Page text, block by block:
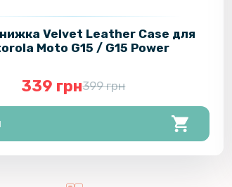
Velvet Leather Case для
Moto G15 / G15 Power
339 грн399 грн